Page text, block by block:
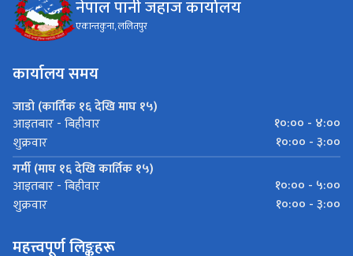
नेपाल पानी जहाज कार्यालय
एकान्तकुना, ललितपुर
कार्यालय समय
जाडो (कार्तिक १६ देखि माघ १५)
आइतबार - बिहीवार
१०:०० - ४:००
शुक्रवार
१०:०० - ३:००
गर्मी (माघ १६ देखि कार्तिक १५)
आइतबार - बिहीवार
१०:०० - ५:००
शुक्रवार
१०:०० - ३:००
महत्त्वपूर्ण लिङ्कहरू